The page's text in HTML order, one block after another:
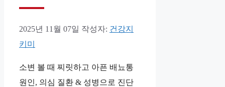
2025년 11월 07일 작성자: 건강지
키미
소변 볼 때 찌릿하고 아픈 배뇨통
원인, 의심 질환 & 성병으로 진단